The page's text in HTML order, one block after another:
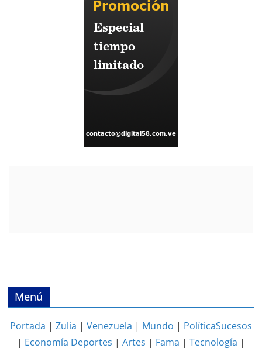
Menú
Portada | Zulia | Venezuela | Mundo | PolíticaSucesos
| Economía Deportes | Artes | Fama | Tecnología |